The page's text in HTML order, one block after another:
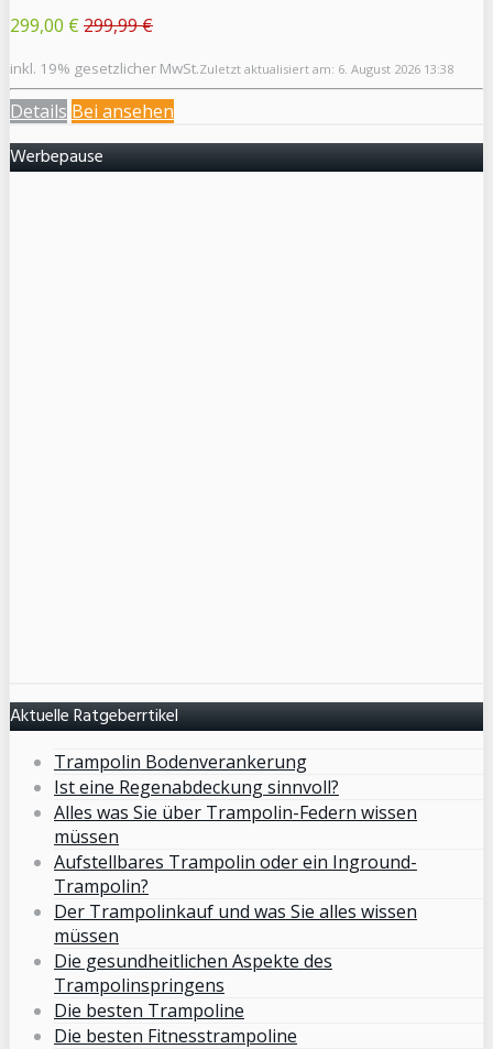
299,00 € 299,99 €
inkl. 19% gesetzlicher MwSt.Zuletzt aktualisiert am: 6. August 2026 13:38
Details Bei ansehen
Werbepause
Aktuelle Ratgeberrtikel
Trampolin Bodenverankerung
Ist eine Regenabdeckung sinnvoll?
Alles was Sie über Trampolin-Federn wissen
müssen
Aufstellbares Trampolin oder ein Inground-
Trampolin?
Der Trampolinkauf und was Sie alles wissen
müssen
Die gesundheitlichen Aspekte des
Trampolinspringens
Die besten Trampoline
Die besten Fitnesstrampoline